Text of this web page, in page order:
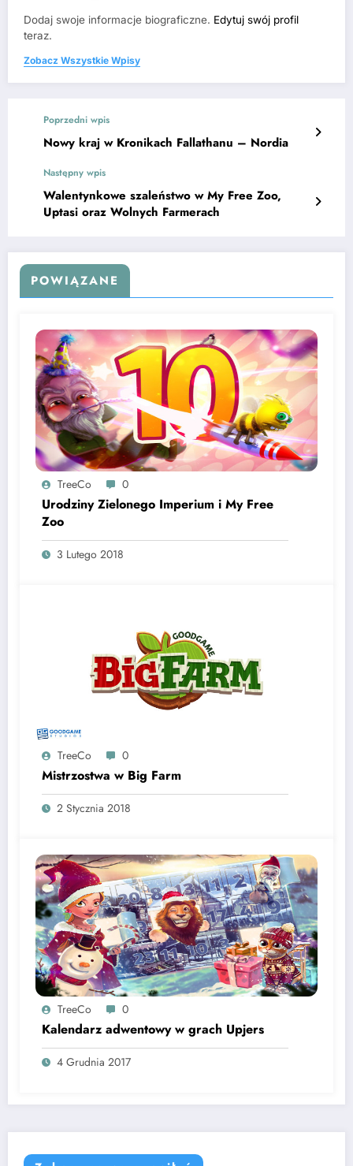
Dodaj swoje informacje biograficzne. Edytuj swój profil
teraz.
Zobacz Wszystkie Wpisy
Poprzedni wpis
Nowy kraj w Kronikach Fallathanu – Nordia
Następny wpis
Walentynkowe szaleństwo w My Free Zoo,
Uptasi oraz Wolnych Farmerach
POWIĄZANE
TreeCo 0
Urodziny Zielonego Imperium i My Free
Zoo
3 Lutego 2018
TreeCo 0
Mistrzostwa w Big Farm
2 Stycznia 2018
TreeCo 0
Kalendarz adwentowy w grach Upjers
4 Grudnia 2017